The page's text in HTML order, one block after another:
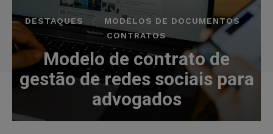
DESTAQUES
MODELOS DE DOCUMENTOS
CONTRATOS
Modelo de contrato de
gestão de redes sociais para
advogados